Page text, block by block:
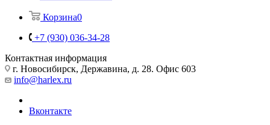
Корзина0
+7 (930) 036-34-28
Контактная информация
г. Новосибирск, Державина, д. 28. Офис 603
info@harlex.ru
Вконтакте